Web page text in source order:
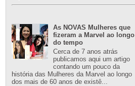
As NOVAS Mulheres que
fizeram a Marvel ao longo
do tempo
Cerca de 7 anos atrás
publicamos aqui um artigo
contando um pouco da
história das Mulheres da Marvel ao longo
dos mais de 60 anos de existê...